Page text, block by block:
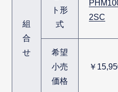
組
合
せ
ト形
式
2SC
希望
小売
価格
￥